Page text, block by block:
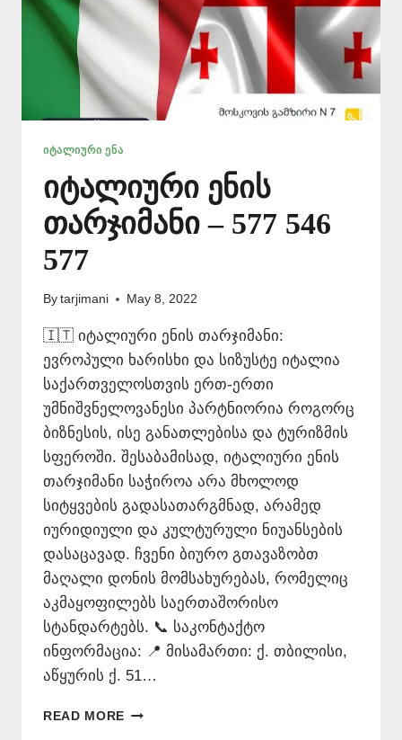
ᲘᲢᲐᲚᲘᲣᲠᲘ ᲔᲜᲐ
იტალიური ენის
თარჯიმანი – 577 546
577
By tarjimani May 8, 2022
🇮🇹 იტალიური ენის თარჯიმანი:
ევროპული ხარისხი და სიზუსტე იტალია
საქართველოსთვის ერთ-ერთი
უმნიშვნელოვანესი პარტნიორია როგორც
ბიზნესის, ისე განათლებისა და ტურიზმის
სფეროში. შესაბამისად, იტალიური ენის
თარჯიმანი საჭიროა არა მხოლოდ
სიტყვების გადასათარგმნად, არამედ
იურიდიული და კულტურული ნიუანსების
დასაცავად. ჩვენი ბიურო გთავაზობთ
მაღალი დონის მომსახურებას, რომელიც
აკმაყოფილებს საერთაშორისო
სტანდარტებს. 📞 საკონტაქტო
ინფორმაცია: 📍 მისამართი: ქ. თბილისი,
აწყურის ქ. 51…
READ MORE ᲘᲢᲐᲚᲘᲣᲠᲘ